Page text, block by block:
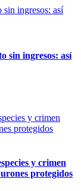
sin ingresos: así
y crimen
protegidos